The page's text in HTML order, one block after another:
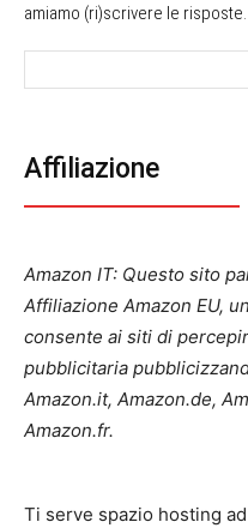
amiamo (ri)scrivere le risposte.
Affiliazione
Amazon IT: Questo sito
Affiliazione Amazon EU,
consente ai siti di
pubblicitaria
Amazon.it, Amazon.de,
Amazon.fr.
Ti serve spazio hosting